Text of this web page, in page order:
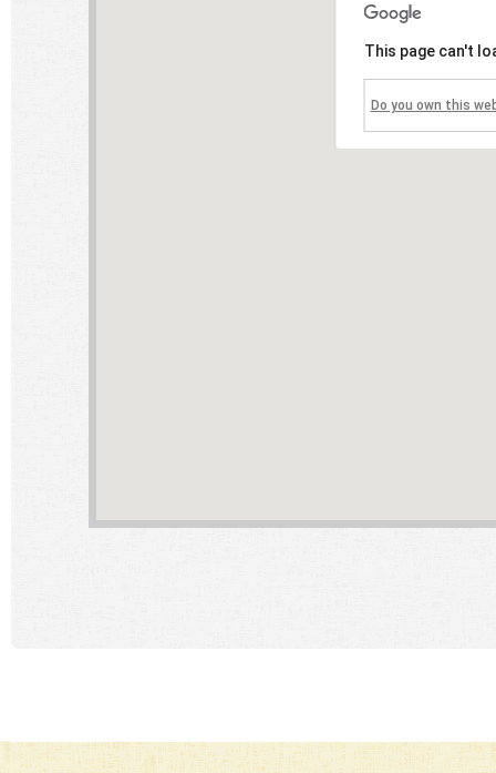
This page can't
Do you own this